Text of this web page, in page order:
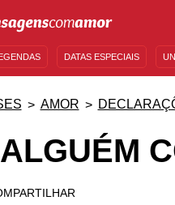
DATAS ESPECIAIS
AMOR